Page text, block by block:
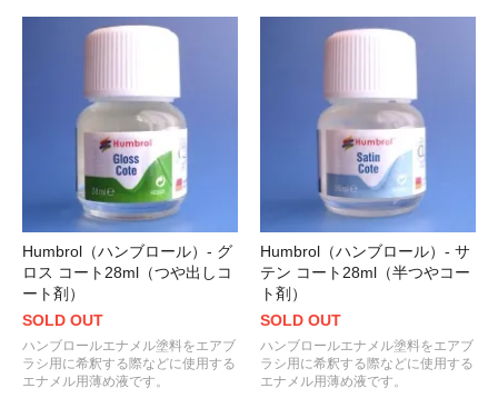
Humbrol（ハンブロール）- グ
ロス コート28ml（つや出しコ
ート剤）
SOLD OUT
ハンブロールエナメル塗料をエアブ
ラシ用に希釈する際などに使用する
エナメル用薄め液です。
Humbrol（ハンブロール）- サ
テン コート28ml（半つやコー
ト剤）
SOLD OUT
ハンブロールエナメル塗料をエアブ
ラシ用に希釈する際などに使用する
エナメル用薄め液です。